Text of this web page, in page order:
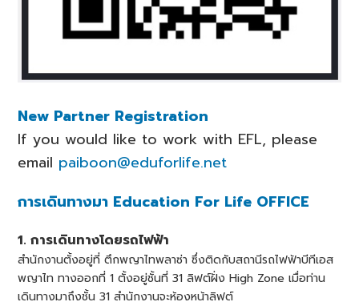
New Partner Registration
If you would like to work with EFL, please
email paiboon@eduforlife.net
การเดินทางมา Education For Life OFFICE
1. การเดินทางโดยรถไฟฟ้า
สำนักงานตั้งอยู่ที่ ตึกพญาไทพลาซ่า ซึ่งติดกับสถานีรถไฟฟ้าบีทีเอส
พญาไท ทางออกที่ 1 ตั้งอยู่ชั้นที่ 31 ลิฟต์ฝั่ง High Zone เมื่อท่าน
เดินทางมาถึงชั้น 31 สำนักงานจะห้องหน้าลิฟต์